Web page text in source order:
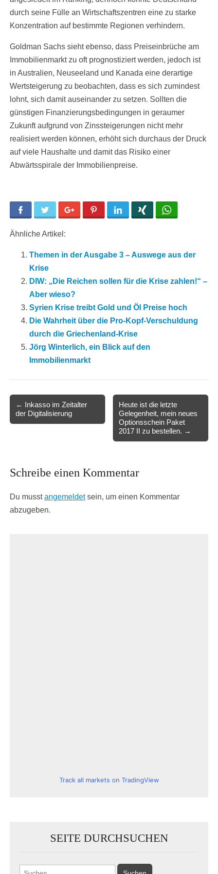
durch seine Fülle an Wirtschaftszentren eine zu starke
Konzentration auf bestimmte Regionen verhindern.
Goldman Sachs sieht ebenso, dass Preiseinbrüche am
Immobilienmarkt zu oft prognostiziert werden, jedoch ist
in Australien, Neuseeland und Kanada eine derartige
Wertsteigerung zu beobachten, dass es sich zumindest
lohnt, sich damit auseinander zu setzen. Sollten die
günstigen Finanzierungsbedingungen in geraumer
Zukunft aufgrund von Zinssteigerungen nicht mehr
realisiert werden können, erhöht sich durchaus der Druck
auf viele Haushalte und damit das Risiko einer
Abwärtsspirale der Immobilienpreise.
Facebook Twitter Google+ Pinterest LinkedIn
Ähnliche Artikel:
Themen in der Ausgabe 3 – Auswege aus der
Krise
DIW: „Die Reichen sollen für die Krise zahlen!“ –
Aber wieso?
Syrien Krise treibt Gold und Öl Preise hoch
Die Wahrheit über die Pro-Kopf-Verschuldung
durch die Griechenland-Krise
Jörg Winterlich, ein Blick auf den
Immobilienmarkt
navigation
← Inkasso im Zeitalter
der Digitalisierung
Heute ist die letzte
Gelegenheit, mein neues
Optionsschein Paket
2017 II zu bestellen. →
Schreibe einen Kommentar
Du musstangemeldetsein, um einen Kommentar
abzugeben.
Track all markets on TradingView
SEITE DURCHSUCHEN
Suchen